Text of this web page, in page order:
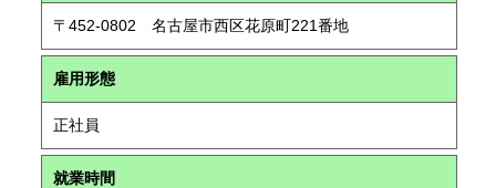
〒452-0802 名古屋市西区花原町221番地
雇用形態
正社員
就業時間